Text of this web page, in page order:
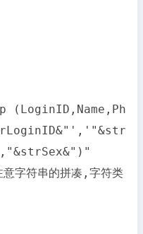
符串的拼凑,字符类